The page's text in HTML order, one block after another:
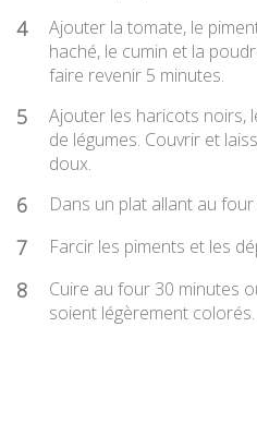
4
Ajouter la tomate, le
haché, le cumin et la
faire revenir 5 minutes.
5
Ajouter les haricots noirs,
de légumes. Couvrir et
doux.
6 Dans un plat allant au
7 Farcir les piments et les
8
Cuire au four 30 minutes
soient légèrement colorés.